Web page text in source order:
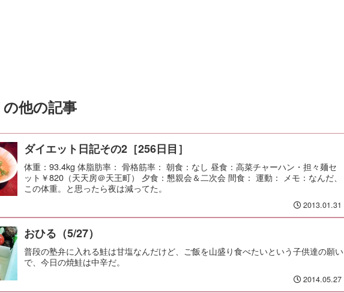
他の記事
ダイエット日記その2［256日目］
体重：93.4kg 体脂肪率： 骨格筋率： 朝食：なし 昼食：高菜チャーハン・担々麺セ
ット￥820（天天房＠天王町） 夕食：懇親会＆二次会 間食： 運動： メモ：なんだ、
この体重。と思ったら夜は減ってた。
2013.01.31
おひる（5/27）
普段の塾弁に入れる鮭は甘塩なんだけど、ご飯を山盛り食べたいという子供達の願い
で、今日の焼鮭は中辛だ。
2014.05.27